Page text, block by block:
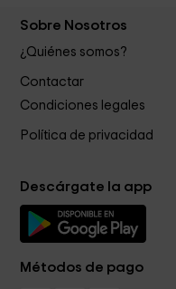
Sobre Nosotros
¿Quiénes somos?
Contactar
Condiciones legales
Política de privacidad
Descárgate la app
Métodos de pago